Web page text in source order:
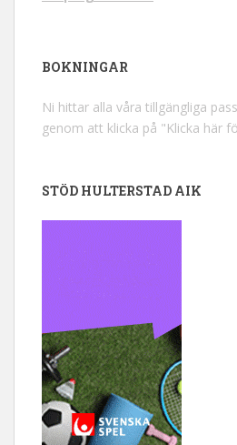
BOKNINGAR
Ni hittar alla våra tillgängliga
genom att klicka på "Klicka här
STÖD HULTERSTAD AIK